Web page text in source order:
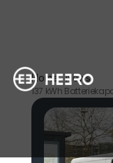
Home News
137 kWh